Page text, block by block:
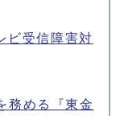
ビ受信障害対
務める『東金